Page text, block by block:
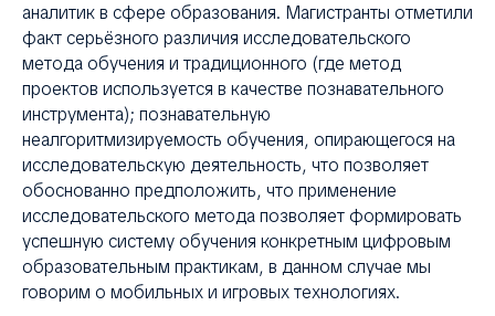
аналитик в сфере образования. Магистранты отметили
факт серьёзного различия исследовательского
метода обучения и традиционного (где метод
проектов используется в качестве познавательного
инструмента); познавательную
неалгоритмизируемость обучения, опирающегося на
исследовательскую деятельность, что позволяет
обоснованно предположить, что применение
исследовательского метода позволяет формировать
успешную систему обучения конкретным цифровым
образовательным практикам, в данном случае мы
говорим о мобильных и игровых технологиях.